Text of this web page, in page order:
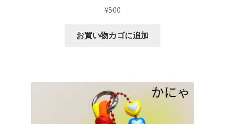
¥500
お買い物カゴに追加